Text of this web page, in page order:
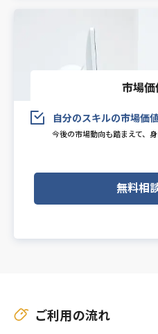
市場
自分のスキルの市場価
今後の市場動向も踏まえて、
無料相
ご利用の流れ